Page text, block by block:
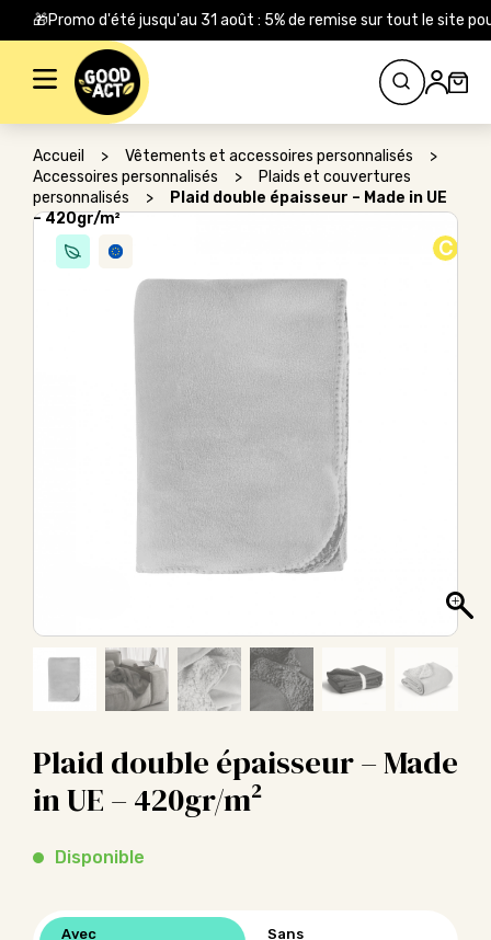
🎁Promo d'été jusqu'au 31 août : 5% de remise sur tout le site
Rechercher :
Accueil > Vêtements et accessoires personnalisés
>
Accessoires personnalisés
>
Plaids et couvertures
personnalisés
>
Plaid double épaisseur – Made in UE
– 420gr/m²
C
Plaid double épaisseur – Made
in UE – 420gr/m²
Disponible
Avec
Sans